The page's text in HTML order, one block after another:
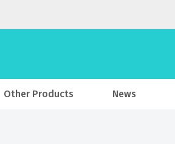
Other Products News